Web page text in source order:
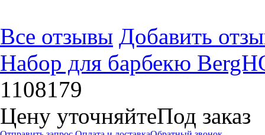
Все отзывы Добавить
Набор для барбекю
1108179
Цену уточняйтеПод заказ